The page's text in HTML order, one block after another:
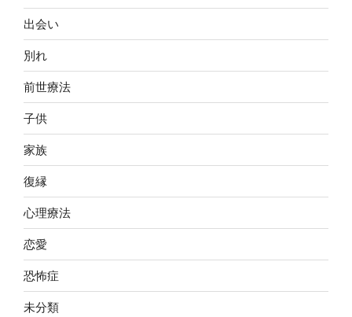
出会い
別れ
前世療法
子供
家族
復縁
心理療法
恋愛
恐怖症
未分類